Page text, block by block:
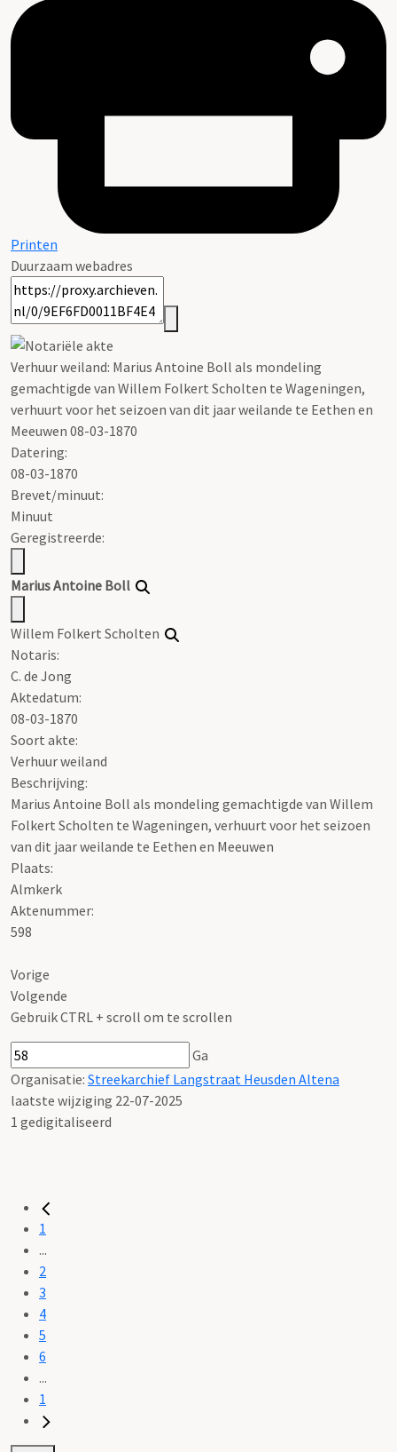
Printen
Duurzaam webadres
Verhuur weiland: Marius Antoine Boll als mondeling
gemachtigde van Willem Folkert Scholten te Wageningen,
verhuurt voor het seizoen van dit jaar weilande te Eethen en
Meeuwen 08-03-1870
Datering:
08-03-1870
Brevet/minuut:
Minuut
Geregistreerde:
Marius Antoine Boll
Willem Folkert Scholten
Notaris:
C. de Jong
Aktedatum:
08-03-1870
Soort akte:
Verhuur weiland
Beschrijving:
Marius Antoine Boll als mondeling gemachtigde van Willem
Folkert Scholten te Wageningen, verhuurt voor het seizoen
van dit jaar weilande te Eethen en Meeuwen
Plaats:
Almkerk
Aktenummer:
598
Vorige
Volgende
Gebruik CTRL + scroll om te scrollen
Ga
Organisatie: Streekarchief Langstraat Heusden Altena
laatste wijziging 22-07-2025
1 gedigitaliseerd
1
...
2
3
4
5
6
...
1